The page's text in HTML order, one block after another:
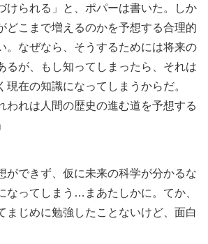
けられる」と、ポパーは書いた。しか
どこまで増えるのかを予想する合理的
。なぜなら、そうするためには将来の
るが、もし知ってしまったら、それは
現在の知識になってしまうからだ。
われは人間の歴史の進む道を予想する
ができず、仮に未来の科学が分かるな
なってしまう…まあたしかに。てか、
まじめに勉強したことないけど、面白